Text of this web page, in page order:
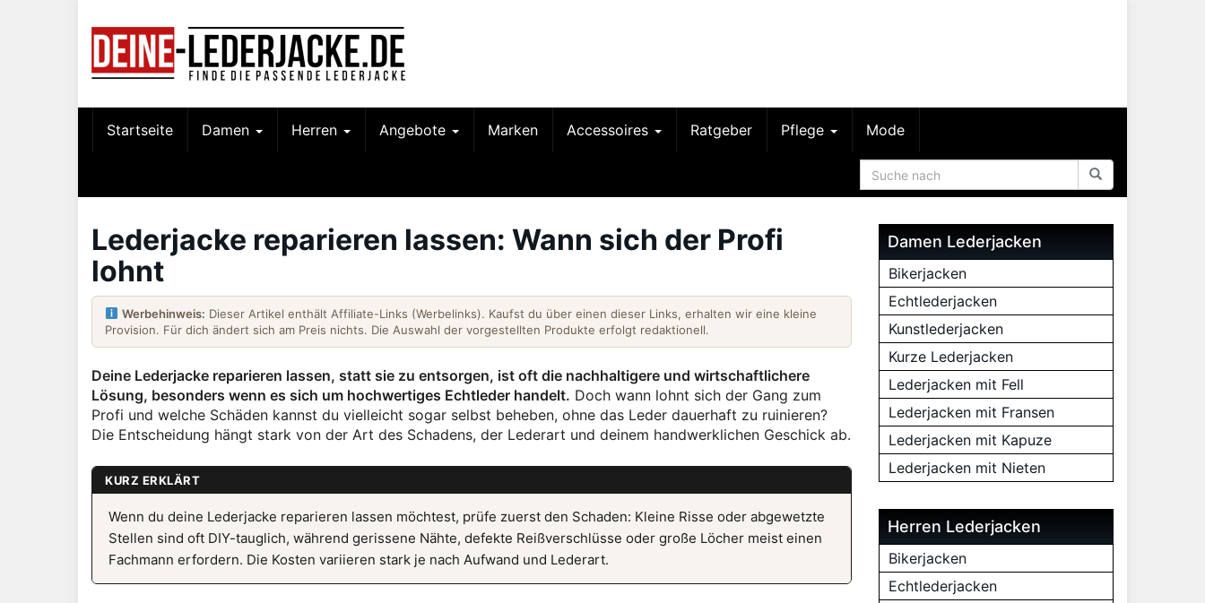
Startseite Damen Herren Angebote Marken Accessoires Ratgeber Pflege Mode
Lederjacke reparieren lassen: Wann sich der Profi
lohnt
Werbehinweis: Dieser Artikel enthält Affiliate-Links (Werbelinks). Kaufst du über einen dieser Links, erhalten wir eine kleine
Provision. Für dich ändert sich am Preis nichts. Die Auswahl der vorgestellten Produkte erfolgt redaktionell.
Deine Lederjacke reparieren lassen, statt sie zu entsorgen, ist oft die nachhaltigere und wirtschaftlichere
Lösung, besonders wenn es sich um hochwertiges Echtleder handelt. Doch wann lohnt sich der Gang zum
Profi und welche Schäden kannst du vielleicht sogar selbst beheben, ohne das Leder dauerhaft zu ruinieren?
Die Entscheidung hängt stark von der Art des Schadens, der Lederart und deinem handwerklichen Geschick ab.
KURZ ERKLÄRT
Wenn du deine Lederjacke reparieren lassen möchtest, prüfe zuerst den Schaden: Kleine Risse oder abgewetzte
Stellen sind oft DIY-tauglich, während gerissene Nähte, defekte Reißverschlüsse oder große Löcher meist einen
Fachmann erfordern. Die Kosten variieren stark je nach Aufwand und Lederart.
Damen Lederjacken
Bikerjacken
Echtlederjacken
Kunstlederjacken
Kurze Lederjacken
Lederjacken mit Fell
Lederjacken mit Fransen
Lederjacken mit Kapuze
Lederjacken mit Nieten
Herren Lederjacken
Bikerjacken
Echtlederjacken